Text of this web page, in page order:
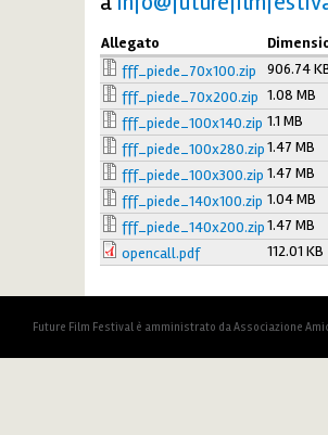
Allegato
fff_piede_70x100.zip
906.74
fff_piede_70x200.zip 1.08 MB
fff_piede_100x140.zip 1.1 MB
fff_piede_100x280.zip1.47 MB
fff_piede_100x300.zip 1.47 MB
fff_piede_140x100.zip 1.04 MB
fff_piede_140x200.zip1.47 MB
opencall.pdf
112.01 KB
Future Film Festival è amministrato da Associazione